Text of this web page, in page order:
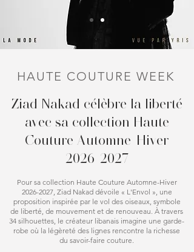
HAUTE COUTURE WEEK
Ziad Nakad célèbre la liberté
avec sa collection Haute
Couture Automne-Hiver
2026-2027
Pour sa collection Haute Couture Automne-Hiver
2026-2027, Ziad Nakad dévoile « L'Envol », une
proposition inspirée par le vol des oiseaux, symbole
de liberté, de mouvement et de renouveau. À travers
34 silhouettes, le créateur libanais imagine une garde-
robe où la légèreté des lignes rencontre la richesse
du savoir-faire couture.